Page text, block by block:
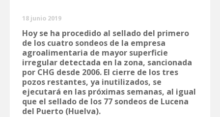
18 junio 2019
Hoy se ha procedido al sellado del primero
de los cuatro sondeos de la empresa
agroalimentaria de mayor superficie
irregular detectada en la zona, sancionada
por CHG desde 2006. El cierre de los tres
pozos restantes, ya inutilizados, se
ejecutará en las próximas semanas, al igual
que el sellado de los 77 sondeos de Lucena
del Puerto (Huelva).